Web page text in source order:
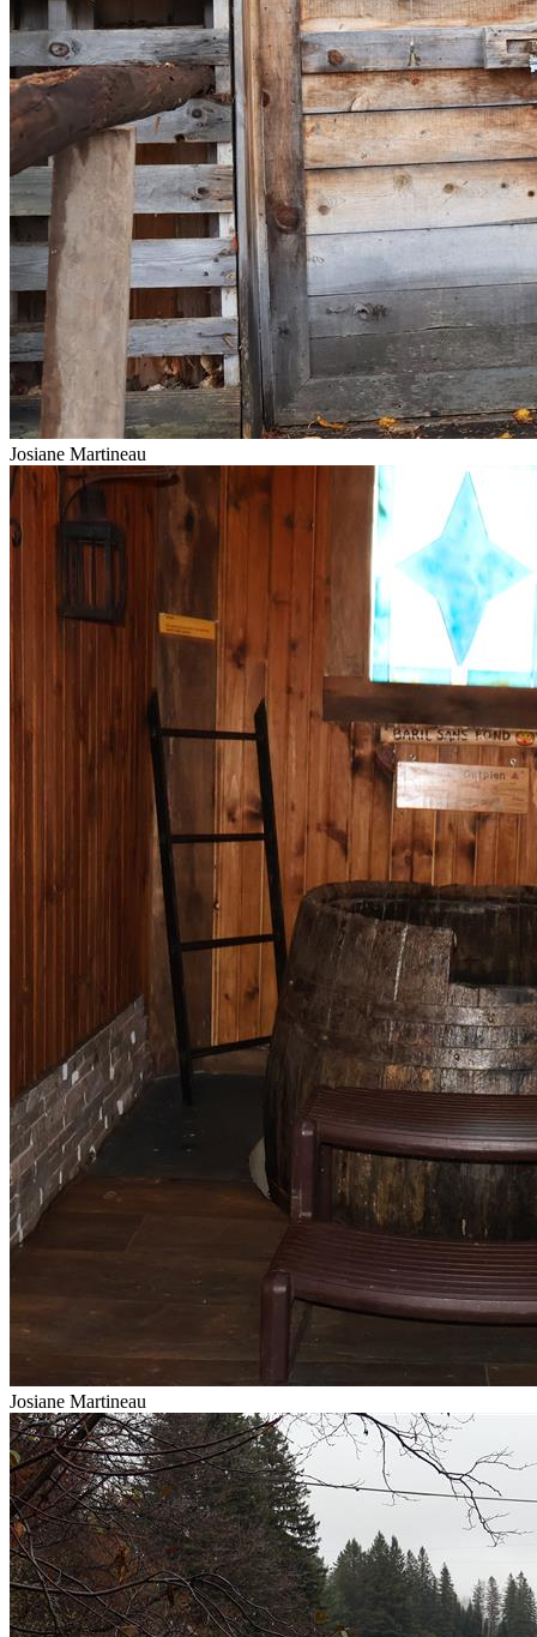
Josiane Martineau
Josiane Martineau